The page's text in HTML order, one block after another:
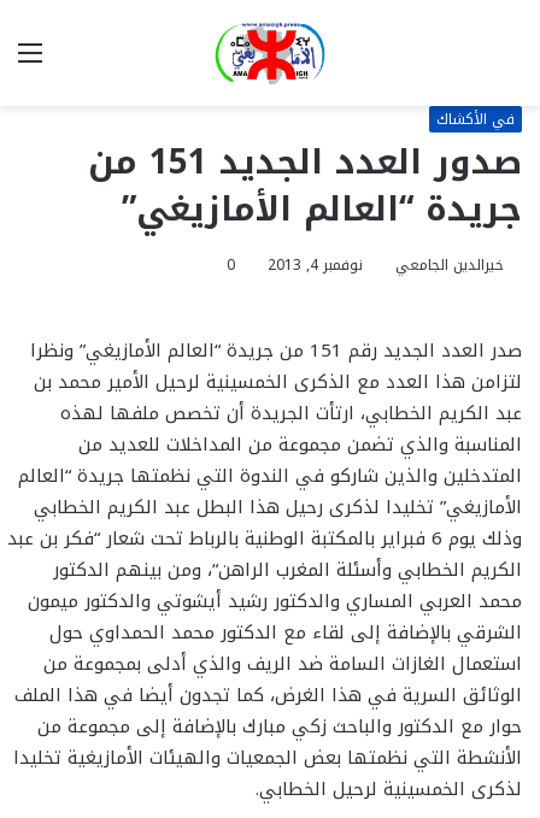
في الأكشاك
صدور العدد الجديد 151 من
جريدة “العالم الأمازيغي”
خيرالدين الجامعي نوفمبر 4, 2013 0
صدر العدد الجديد رقم 151 من جريدة “العالم الأمازيغي” ونظرا
لتزامن هذا العدد مع الذكرى الخمسينية لرحيل الأمير محمد بن
عبد الكريم الخطابي، ارتأت الجريدة أن تخصص ملفها لهذه
المناسبة والذي تضمن مجموعة من المداخلات للعديد من
المتدخلين والذين شاركو في الندوة التي نظمتها جريدة “العالم
الأمازيغي” تخليدا لذكرى رحيل هذا البطل عبد الكريم الخطابي
وذلك يوم 6 فبراير بالمكتبة الوطنية بالرباط تحت شعار “فكر بن عبد
الكريم الخطابي وأسئلة المغرب الراهن“، ومن بينهم الدكتور
محمد العربي المساري والدكتور رشيد أيشوتي والدكتور ميمون
الشرقي بالإضافة إلى لقاء مع الدكتور محمد الحمداوي حول
استعمال الغازات السامة ضد الريف والذي أدلى بمجموعة من
الوثائق السرية في هذا الغرض، كما تجدون أيضا في هذا الملف
حوار مع الدكتور والباحث زكي مبارك بالإضافة إلى مجموعة من
الأنشطة التي نظمتها بعض الجمعيات والهيئات الأمازيغية تخليدا
لذكرى الخمسينية لرحيل الخطابي.